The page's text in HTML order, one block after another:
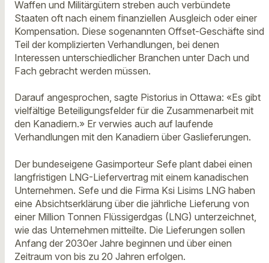
Waffen und Militärgütern streben auch verbündete
Staaten oft nach einem finanziellen Ausgleich oder einer
Kompensation. Diese sogenannten Offset-Geschäfte sind
Teil der komplizierten Verhandlungen, bei denen
Interessen unterschiedlicher Branchen unter Dach und
Fach gebracht werden müssen.
Darauf angesprochen, sagte Pistorius in Ottawa: «Es gibt
vielfältige Beteiligungsfelder für die Zusammenarbeit mit
den Kanadiern.» Er verwies auch auf laufende
Verhandlungen mit den Kanadiern über Gaslieferungen.
Der bundeseigene Gasimporteur Sefe plant dabei einen
langfristigen LNG-Liefervertrag mit einem kanadischen
Unternehmen. Sefe und die Firma Ksi Lisims LNG haben
eine Absichtserklärung über die jährliche Lieferung von
einer Million Tonnen Flüssigerdgas (LNG) unterzeichnet,
wie das Unternehmen mitteilte. Die Lieferungen sollen
Anfang der 2030er Jahre beginnen und über einen
Zeitraum von bis zu 20 Jahren erfolgen.